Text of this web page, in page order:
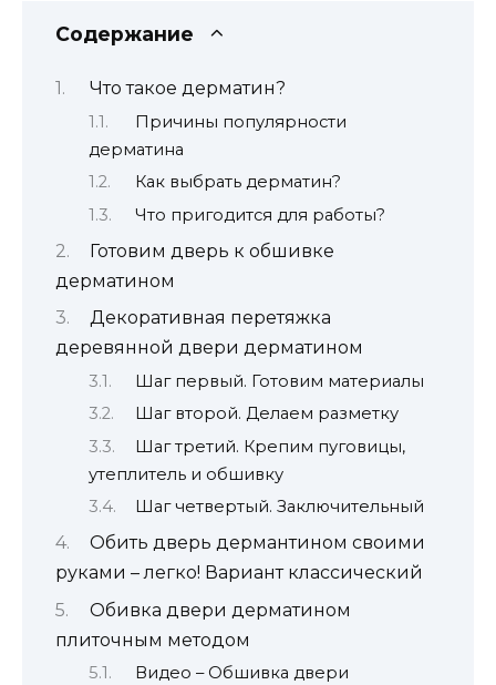
Содержание
Что такое дерматин?
Причины популярности
дерматина
Как выбрать дерматин?
Что пригодится для работы?
Готовим дверь к обшивке
дерматином
Декоративная перетяжка
деревянной двери дерматином
Шаг первый. Готовим материалы
Шаг второй. Делаем разметку
Шаг третий. Крепим пуговицы,
утеплитель и обшивку
Шаг четвертый. Заключительный
Обить дверь дермантином своими
руками – легко! Вариант классический
Обивка двери дерматином
плиточным методом
Видео – Обшивка двери